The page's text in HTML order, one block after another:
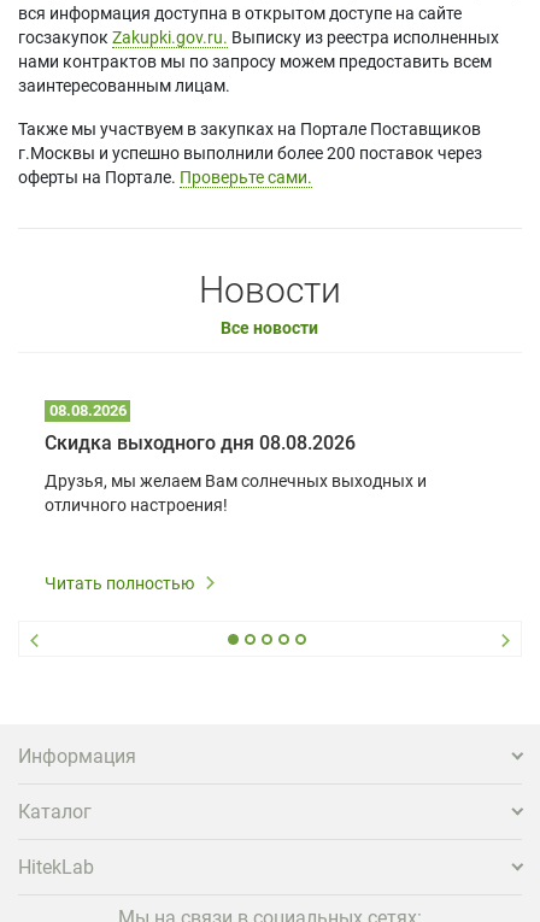
вся информация доступна в открытом доступе на сайте
госзакупок Zakupki.gov.ru. Выписку из реестра исполненных
нами контрактов мы по запросу можем предоставить всем
заинтересованным лицам.
Также мы участвуем в закупках на Портале Поставщиков
г.Москвы и успешно выполнили более 200 поставок через
оферты на Портале. Проверьте сами.
Новости
Все новости
08.08.2026
Скидка выходного дня 08.08.2026
Друзья, мы желаем Вам солнечных выходных и
отличного настроения!
Читать полностью
Информация
Каталог
HitekLab